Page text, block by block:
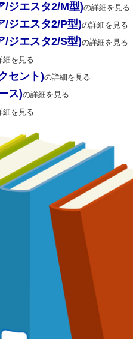
/ジエスタ2/M型)の詳細を見る
/ジエスタ2/P型)の詳細を見る
/ジエスタ2/S型)の詳細を見る
細を見る
セント)の詳細を見る
ス)の詳細を見る
細を見る